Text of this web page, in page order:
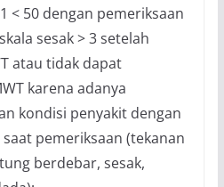
< 50 dengan pemeriksaan
sesak > 3 setelah
atau tidak dapat
karena adanya
kondisi penyakit dengan
pemeriksaan (tekanan
berdebar, sesak,